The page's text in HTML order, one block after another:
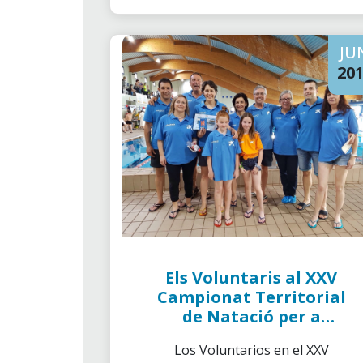
Els Voluntaris al XXV
Campionat Territorial
de Natació per a
discapacitat
Los Voluntarios en el XXV